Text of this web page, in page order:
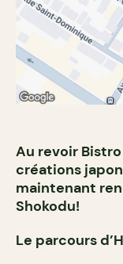
Au revoir
créations
maintenant
Shokodu!
Le parcours